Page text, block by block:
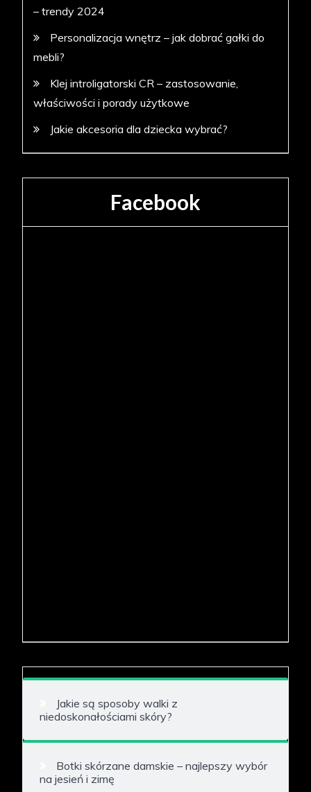
– trendy 2024
Personalizacja wnętrz – jak dobrać gałki do
mebli?
Klej introligatorski CR – zastosowanie,
właściwości i porady użytkowe
Jakie akcesoria dla dziecka wybrać?
Facebook
Jakie są sposoby walki z
niedoskonałościami skóry?
Botki skórzane damskie – najlepszy wybór
na jesień i zimę